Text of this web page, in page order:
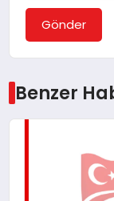
Gönder
Benzer